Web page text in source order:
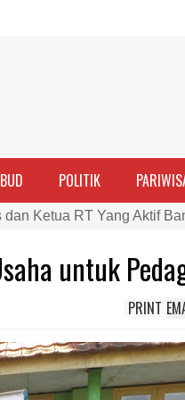
POLITIK
Ketua RT Yang Aktif
Penggerak Ekonomi
ke Kejari dan
Bima Pererat
untuk
PRINT